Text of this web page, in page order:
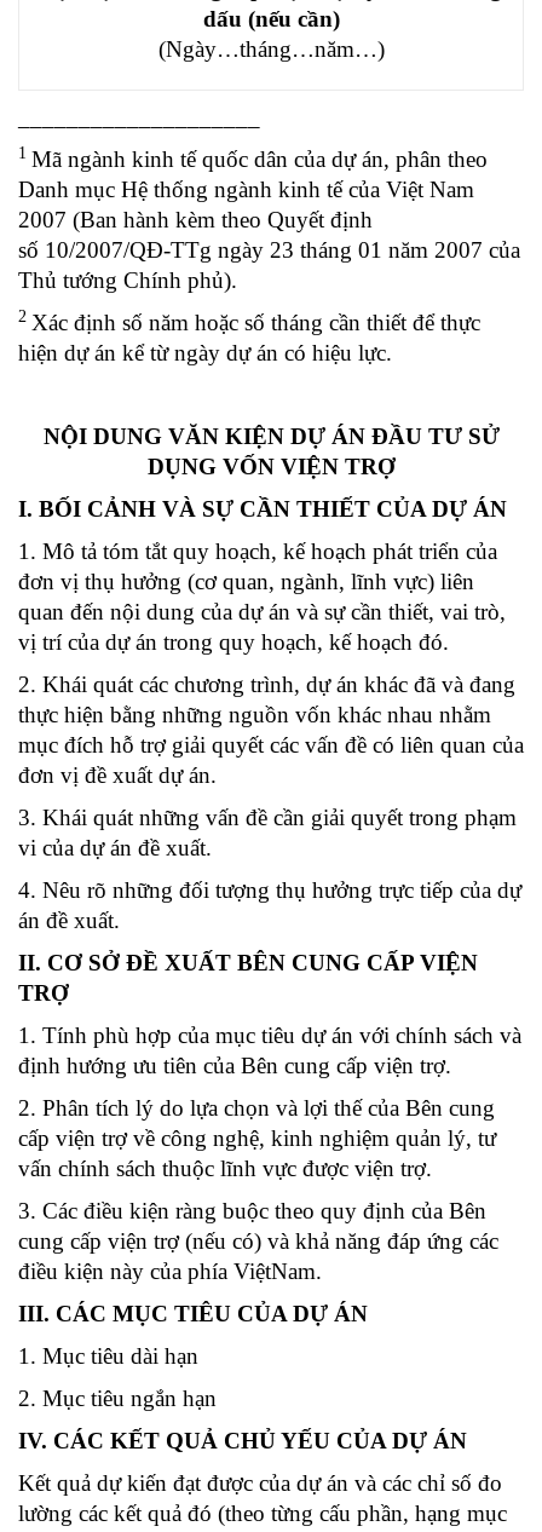
dấu (nếu cần)
(Ngày…tháng…năm…)
1 Mã ngành kinh tế quốc dân của dự án, phân theo
Danh mục Hệ thống ngành kinh tế của Việt Nam
2007 (Ban hành kèm theo Quyết định
số 10/2007/QĐ-TTg ngày 23 tháng 01 năm 2007 của
Thủ tướng Chính phủ).
2 Xác định số năm hoặc số tháng cần thiết để thực
hiện dự án kể từ ngày dự án có hiệu lực.
NỘI DUNG VĂN KIỆN DỰ ÁN ĐẦU TƯ SỬ
DỤNG VỐN VIỆN TRỢ
I. BỐI CẢNH VÀ SỰ CẦN THIẾT CỦA DỰ ÁN
1. Mô tả tóm tắt quy hoạch, kế hoạch phát triển của
đơn vị thụ hưởng (cơ quan, ngành, lĩnh vực) liên
quan đến nội dung của dự án và sự cần thiết, vai trò,
vị trí của dự án trong quy hoạch, kế hoạch đó.
2. Khái quát các chương trình, dự án khác đã và đang
thực hiện bằng những nguồn vốn khác nhau nhằm
mục đích hỗ trợ giải quyết các vấn đề có liên quan của
đơn vị đề xuất dự án.
3. Khái quát những vấn đề cần giải quyết trong phạm
vi của dự án đề xuất.
4. Nêu rõ những đối tượng thụ hưởng trực tiếp của dự
án đề xuất.
II. CƠ SỞ ĐỀ XUẤT BÊN CUNG CẤP VIỆN
TRỢ
1. Tính phù hợp của mục tiêu dự án với chính sách và
định hướng ưu tiên của Bên cung cấp viện trợ.
2. Phân tích lý do lựa chọn và lợi thế của Bên cung
cấp viện trợ về công nghệ, kinh nghiệm quản lý, tư
vấn chính sách thuộc lĩnh vực được viện trợ.
3. Các điều kiện ràng buộc theo quy định của Bên
cung cấp viện trợ (nếu có) và khả năng đáp ứng các
điều kiện này của phía ViệtNam.
III. CÁC MỤC TIÊU CỦA DỰ ÁN
1. Mục tiêu dài hạn
2. Mục tiêu ngắn hạn
IV. CÁC KẾT QUẢ CHỦ YẾU CỦA DỰ ÁN
Kết quả dự kiến đạt được của dự án và các chỉ số đo
lường các kết quả đó (theo từng cấu phần, hạng mục